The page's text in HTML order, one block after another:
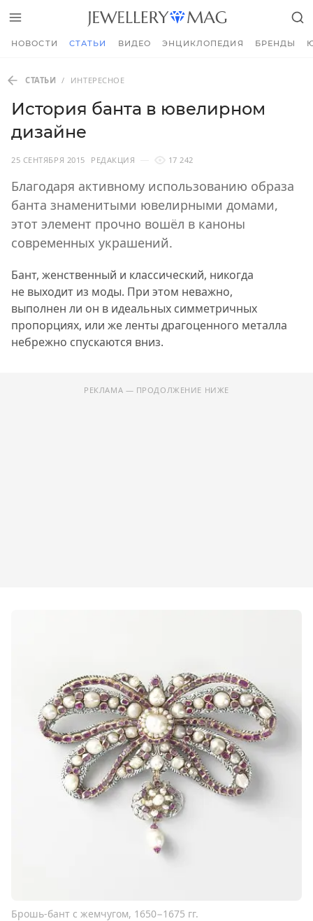
НОВОСТИ СТАТЬИ ВИДЕО ЭНЦИКЛОПЕДИЯ БРЕНДЫ
СТАТЬИ / ИНТЕРЕСНОЕ
История банта в ювелирном
дизайне
25 СЕНТЯБРЯ 2015 РЕДАКЦИЯ 17 242
Благодаря активному использованию образа
банта знаменитыми ювелирными домами,
этот элемент прочно вошёл в каноны
современных украшений.
Бант, женственный и классический, никогда
не выходит из моды. При этом неважно,
выполнен ли он в идеальных симметричных
пропорциях, или же ленты драгоценного металла
небрежно спускаются вниз.
РЕКЛАМА — ПРОДОЛЖЕНИЕ НИЖЕ
Брошь-бант с жемчугом, 1650−1675 гг.